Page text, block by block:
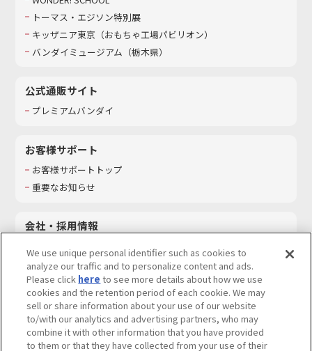
トーマス・エジソン特別展
キッザニア東京（おもちゃ工場パビリオン）​
バンダイミュージアム（栃木県）
公式通販サイト
プレミアムバンダイ
お客様サポート
お客様サポートトップ
重要なお知らせ
会社・採用情報
採用情報
サステナビリティ
お問い合わせ
We use unique personal identifier such as cookies to
analyze our traffic and to personalize content and ads.
Please click here to see more details about how we use
cookies and the retention period of each cookie. We may
sell or share information about your use of our website
to/with our analytics and advertising partners, who may
combine it with other information that you have provided
to them or that they have collected from your use of their